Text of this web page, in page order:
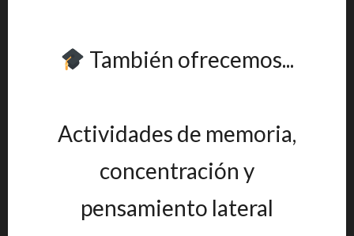
También ofrecemos...
Actividades de memoria,
concentración y
pensamiento lateral